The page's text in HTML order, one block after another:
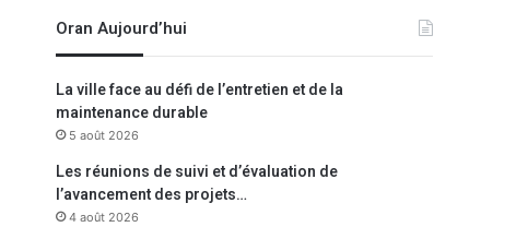
Oran Aujourd’hui
La ville face au défi de l’entretien et de la
maintenance durable
5 août 2026
Les réunions de suivi et d’évaluation de
l’avancement des projets…
4 août 2026